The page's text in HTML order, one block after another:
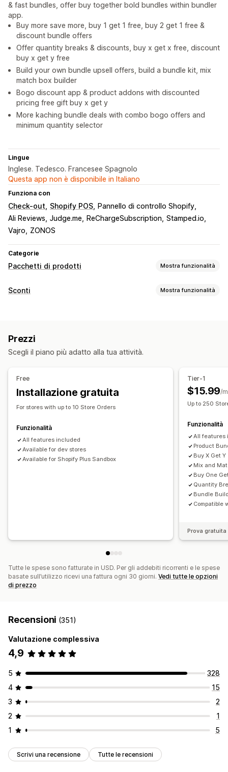
& fast bundles, offer buy together bold bundles within bundler
app.
Buy more save more, buy 1 get 1 free, buy 2 get 1 free &
discount bundle offers
Offer quantity breaks & discounts, buy x get x free, discount
buy x get y free
Build your own bundle upsell offers, build a bundle kit, mix
match box builder
Bogo discount app & product addons with discounted
pricing free gift buy x get y
More kaching bundle deals with combo bogo offers and
minimum quantity selector
Lingue
Inglese. Tedesco. Francesee Spagnolo
Questa app non è disponibile in Italiano
Funziona con
Check-out Shopify POS
Pannello di controllo Shopify
Ali Reviews Judge.me ReChargeSubscription Stamped.io
Vajro
ZONOS
Categorie
Pacchetti di prodotti Mostra funzionalità
Tipi di pacchetti
Mistery box
Pacchetti all’ingrosso Pacchetti di upselling
Prodotti fisici
Sconti sui volumi
Sconti percentuali
Paga uno, prendi due
Prezzi all’ingrosso
Prezzi personalizzati
Sconti Mostra funzionalità
Scaglioni di quantità
Sconti in blocco Regali Pacchetti di prodotti
Modelli
Monitoraggio
Prezzi
Scegli il piano più adatto alla tua attività.
Free
Installazione gratuita
For stores with up to 10 Store Orders
Funzionalità
All features included
Available for dev stores
Available for Shopify Plus Sandbox
Tier-1
$15.99/
Up to 250
Funzionalità
All features
Product
Buy X Get Y
Mix and
Buy One
Quantity
Bundle
Compatible
Prova
Tutte le spese sono fatturate in USD. Per gli addebiti ricorrenti e le spese
basate sull’utilizzo ricevi una fattura ogni 30 giorni. Vedi tutte le opzioni
di prezzo
Recensioni (351)
Valutazione complessiva
4,9
5
328
4
15
3
2
2
1
1
5
Scrivi una recensione Tutte le recensioni